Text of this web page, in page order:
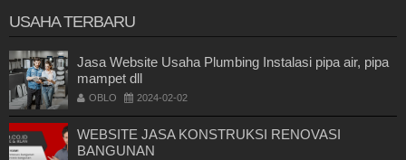
USAHA TERBARU
Jasa Website Usaha Plumbing Instalasi pipa air, pipa
mampet dll
OBLO 2024-02-02
WEBSITE JASA KONSTRUKSI RENOVASI
BANGUNAN